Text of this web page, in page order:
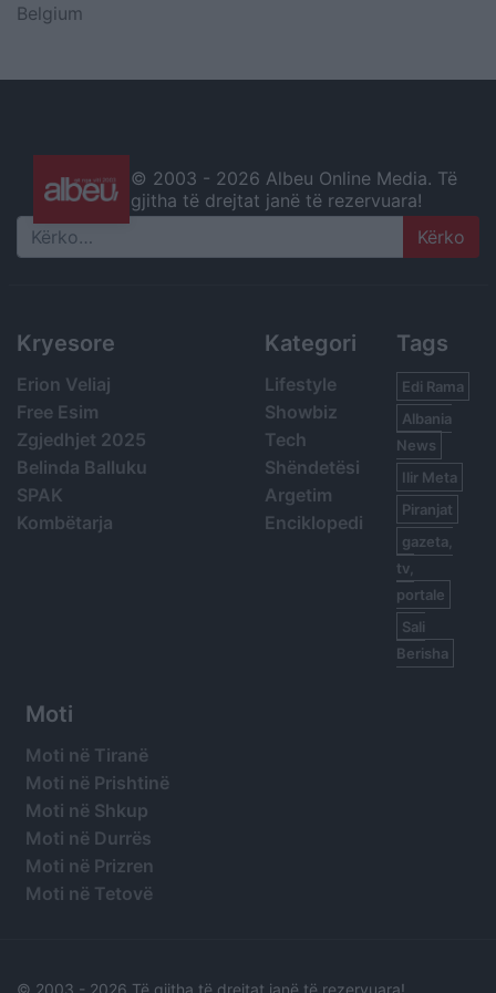
Belgium
© 2003 - 2026 Albeu Online Media. Të
gjitha të drejtat janë të rezervuara!
Search
Kryesore
Erion Veliaj
Free Esim
Zgjedhjet 2025
Belinda Balluku
SPAK
Kombëtarja
Kategori
Lifestyle
Showbiz
Tech
Shëndetësi
Argetim
Enciklopedi
Tags
Edi Rama
Albania
News
Ilir Meta
Piranjat
gazeta,
tv,
portale
Sali
Berisha
Moti
Moti në Tiranë
Moti në Prishtinë
Moti në Shkup
Moti në Durrës
Moti në Prizren
Moti në Tetovë
© 2003 - 2026 Të gjitha të drejtat janë të rezervuara!